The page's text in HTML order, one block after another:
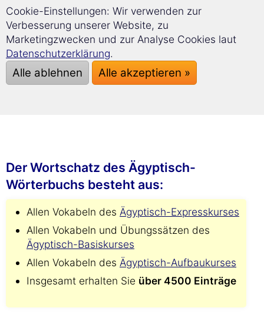
unterWindows, Linux, Mac OSund auf
Android Smartphones oder Tablets
ISBN 978-3-86725-100-6
Sehreinfache und intuitive Bedienung
Damit finden Sie alle Übersetzungen
Der Wortschatz des Ägyptisch-
Wörterbuchs besteht aus:
Allen Vokabeln des Ägyptisch-Expresskurses
Allen Vokabeln und Übungssätzen des
Ägyptisch-Basiskurses
Allen Vokabeln des Ägyptisch-Aufbaukurses
Insgesamt erhalten Sie über 4500 Einträge
Cookie-Einstellungen: Wir verwenden zur
Verbesserung unserer Website, zu
Marketingzwecken und zur Analyse Cookies laut
Datenschutzerklärung.
Alle ablehnen Alle akzeptieren »